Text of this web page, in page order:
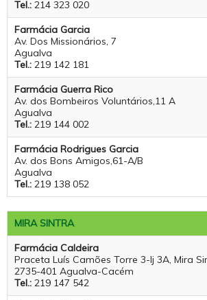
Tel.: 214 323 020
Farmácia Garcia
Av. Dos Missionários, 7
Agualva
Tel.: 219 142 181
Farmácia Guerra Rico
Av. dos Bombeiros Voluntários,11 A
Agualva
Tel.: 219 144 002
Farmácia Rodrigues Garcia
Av. dos Bons Amigos,61-A/B
Agualva
Tel.: 219 138 052
MIRA SINTRA
Farmácia Caldeira
Praceta Luís Camões Torre 3-lj 3A, Mira
2735-401 Agualva-Cacém
Tel.: 219 147 542